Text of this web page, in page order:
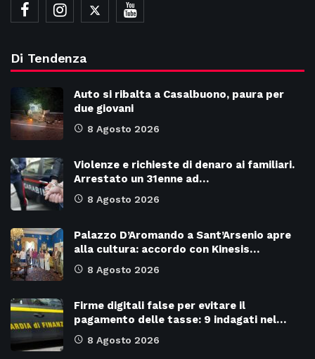
Di Tendenza
Auto si ribalta a Casalbuono, paura per
due giovani
8 Agosto 2026
Violenze e richieste di denaro ai familiari.
Arrestato un 31enne ad…
8 Agosto 2026
Palazzo D’Aromando a Sant’Arsenio apre
alla cultura: accordo con Kinesis…
8 Agosto 2026
Firme digitali false per evitare il
pagamento delle tasse: 9 indagati nel…
8 Agosto 2026